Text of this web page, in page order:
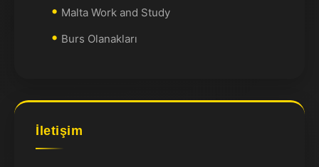
Malta Work and Study
Burs Olanakları
İletişim